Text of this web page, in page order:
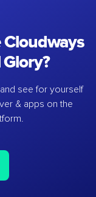
Cloudways
see for yourself
& apps on the